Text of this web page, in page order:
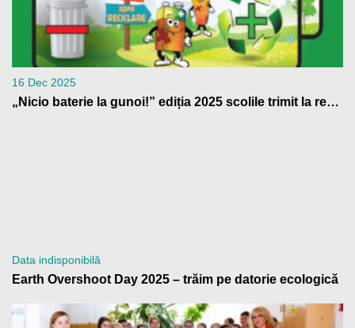
16 Dec 2025
„Nicio baterie la gunoi!” ediția 2025 scolile trimit la reciclare peste 4 tone de baterii uzate
Data indisponibilă
Earth Overshoot Day 2025 – trăim pe datorie ecologică